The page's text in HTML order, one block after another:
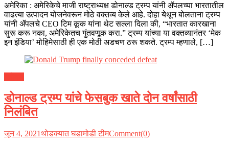
अमेरिका : अमेरिकेचे माजी राष्ट्राध्यक्ष डोनाल्ड ट्रम्प यांनी ॲपलच्या भारतातील
वाढत्या उत्पादन योजनेवरून मोठे वक्तव्य केले आहे. दोहा येथून बोलताना ट्रम्प
यांनी ॲपलचे CEO टिम कूक यांना थेट सल्ला दिला की, “भारतात कारखाना
सुरू करू नका, अमेरिकेतच गुंतवणूक करा.” ट्रम्प यांच्या या वक्तव्यानंतर ‘मेक
इन इंडिया’ मोहिमेसाठी ही एक मोठी अडचण ठरू शकते. ट्रम्प म्हणाले, […]
डोनाल्ड ट्रम्प यांचे फेसबुक खाते दोन वर्षांसाठी
निलंबित
जून 4, 2021थोडक्यात घडामोडी टीमComment(0)